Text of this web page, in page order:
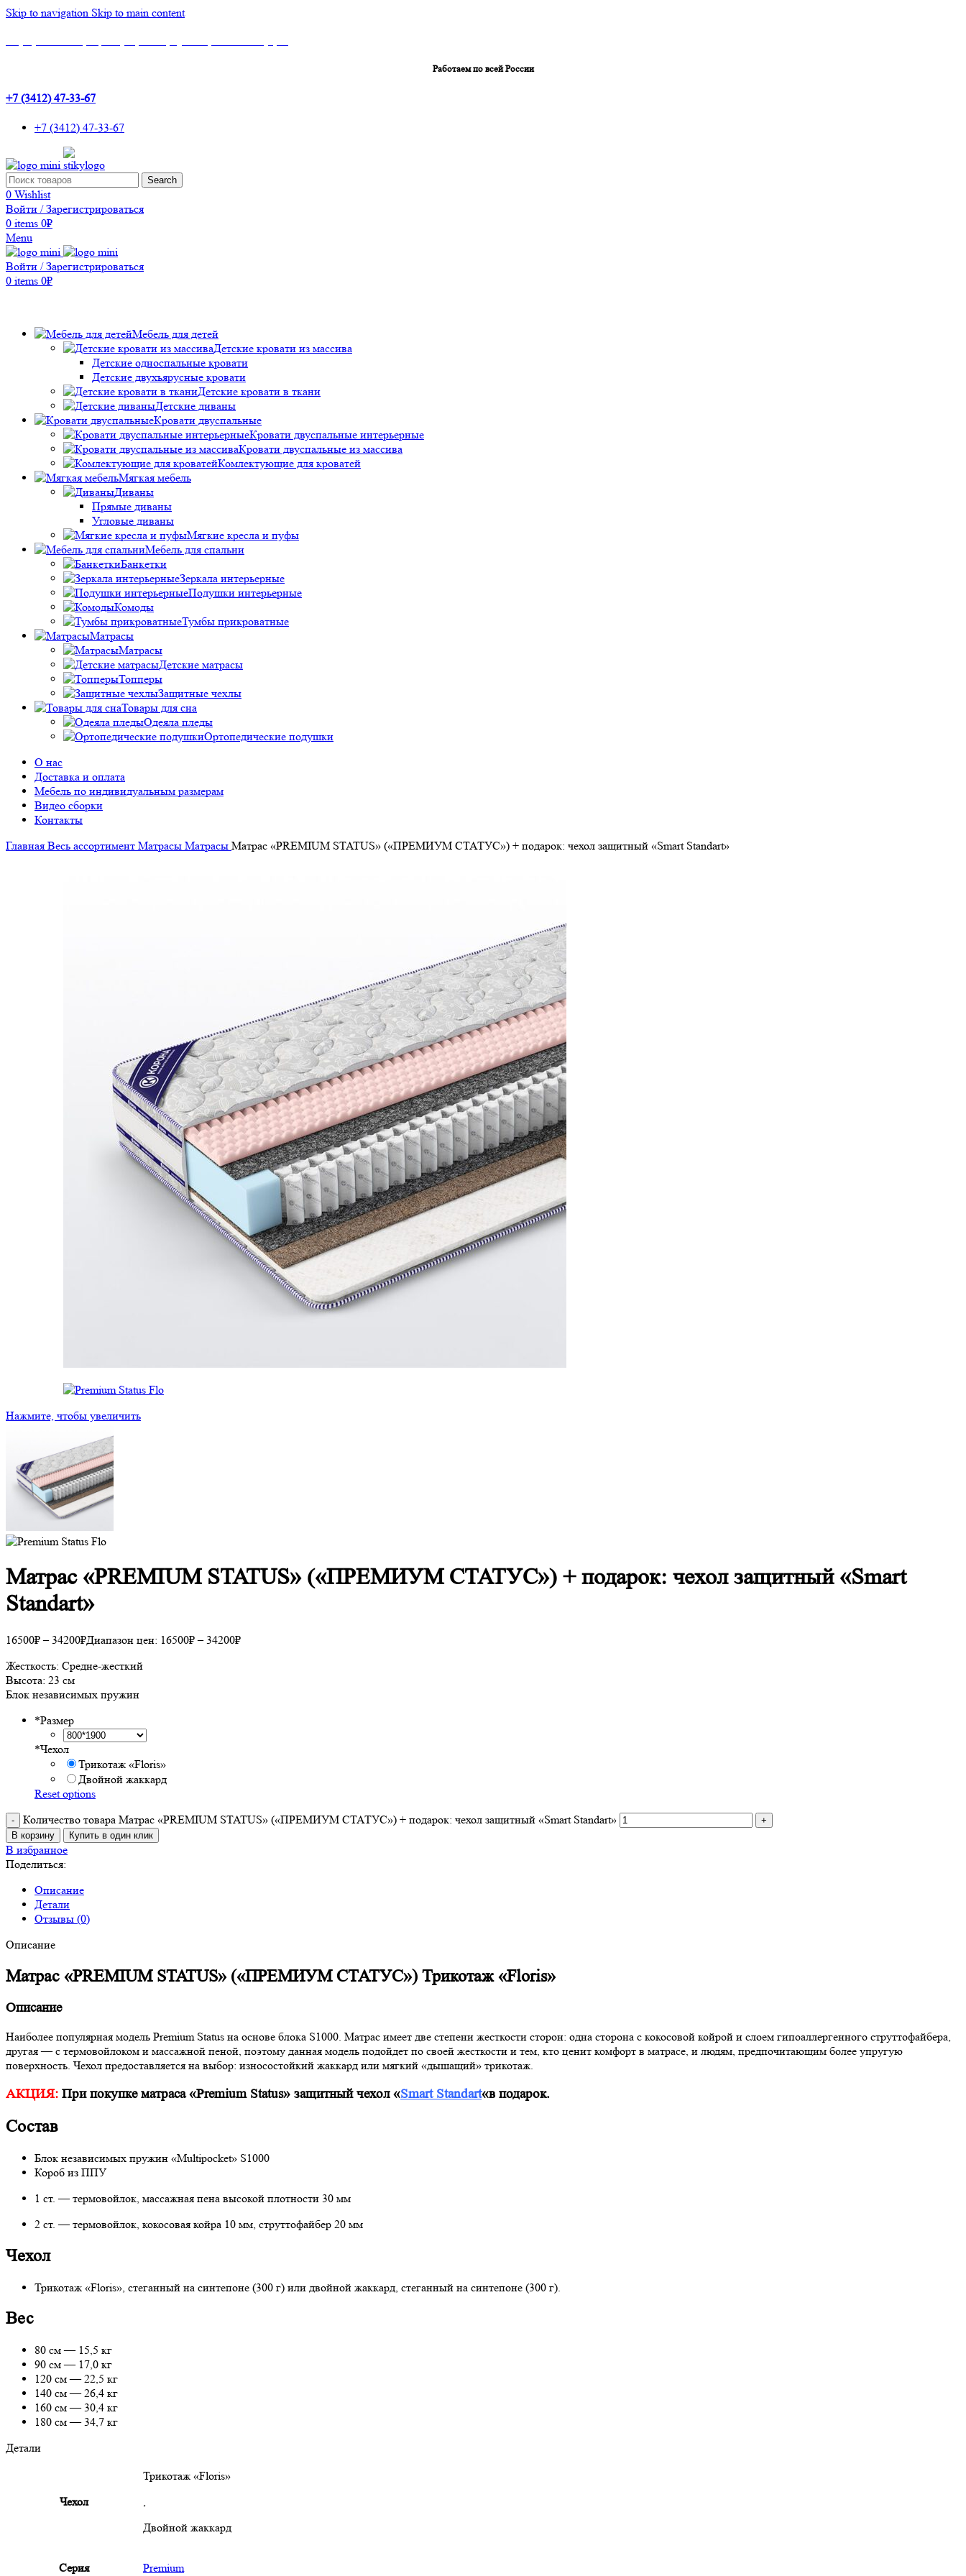
Skip to navigation Skip to main content
Работаем по всей России
+7 (3412) 47-33-67
+7 (3412) 47-33-67
Search
0 Wishlist
Войти / Зарегистрироваться
0 items 0₽
Menu
Войти / Зарегистрироваться
0 items 0₽
Мебель для детей
Детские кровати из массива
Детские односпальные кровати
Детские двухъярусные кровати
Детские кровати в ткани
Детские диваны
Кровати двуспальные
Кровати двуспальные интерьерные
Кровати двуспальные из массива
Комлектующие для кроватей
Мягкая мебель
Диваны
Прямые диваны
Угловые диваны
Мягкие кресла и пуфы
Мебель для спальни
Банкетки
Зеркала интерьерные
Подушки интерьерные
Комоды
Тумбы прикроватные
Матрасы
Матрасы
Детские матрасы
Топперы
Защитные чехлы
Товары для сна
Одеяла пледы
Ортопедические подушки
О нас
Доставка и оплата
Мебель по индивидуальным размерам
Видео сборки
Контакты
Главная Весь ассортимент Матрасы Матрасы Матрас «PREMIUM STATUS» («ПРЕМИУМ СТАТУС») + подарок: чехол защитный «Smart Standart»
Нажмите, чтобы увеличить
Матрас «PREMIUM STATUS» («ПРЕМИУМ СТАТУС») + подарок: чехол защитный «Smart
Standart»
16500₽ – 34200₽Диапазон цен: 16500₽ – 34200₽
Жесткость: Средне-жесткий
Высота: 23 см
Блок независимых пружин
*Размер
*Чехол
Трикотаж «Floris»
Двойной жаккард
Reset options
Количество товара Матрас «PREMIUM STATUS» («ПРЕМИУМ СТАТУС») + подарок: чехол защитный «Smart Standart»
В корзину Купить в один клик
В избранное
Поделиться:
Описание
Детали
Отзывы (0)
Описание
Матрас «PREMIUM STATUS» («ПРЕМИУМ СТАТУС») Трикотаж «Floris»
Описание
Наиболее популярная модель Premium Status на основе блока S1000. Матрас имеет две степени жесткости сторон: одна сторона с кокосовой койрой и слоем гипоаллергенного струттофайбера,
другая — с термовойлоком и массажной пеной, поэтому данная модель подойдет по своей жесткости и тем, кто ценит комфорт в матрасе, и людям, предпочитающим более упругую
поверхность. Чехол предоставляется на выбор: износостойкий жаккард или мягкий «дышащий» трикотаж.
АКЦИЯ: При покупке матраса «Premium Status» защитный чехол «Smart Standart«в подарок.
Состав
Блок независимых пружин «Multipocket» S1000
Короб из ППУ
1 ст. — термовойлок, массажная пена высокой плотности 30 мм
2 ст. — термовойлок, кокосовая койра 10 мм, струттофайбер 20 мм
Чехол
Трикотаж «Floris», стеганный на синтепоне (300 г) или двойной жаккард, стеганный на синтепоне (300 г).
Вес
80 см — 15,5 кг
90 см — 17,0 кг
120 см — 22,5 кг
140 см — 26,4 кг
160 см — 30,4 кг
180 см — 34,7 кг
Детали
Чехол
Трикотаж «Floris»
,
Двойной жаккард
Серия Premium